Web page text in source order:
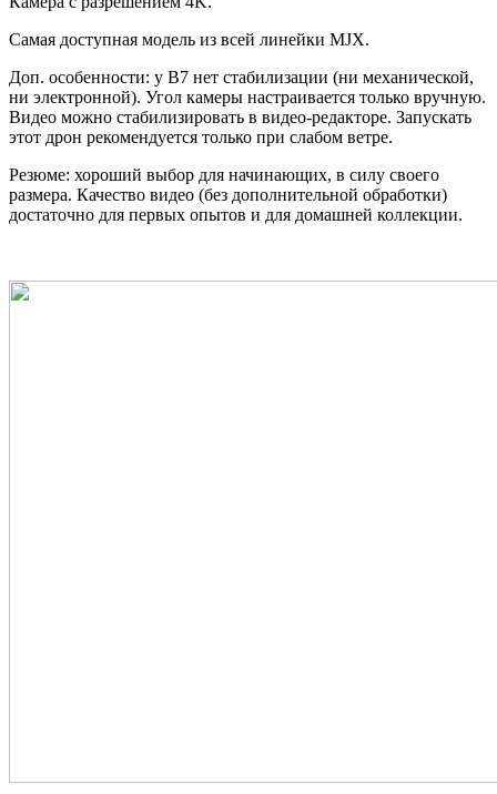
Самая доступная модель из всей линейки MJX.
Доп. особенности: у B7 нет стабилизации (ни механической,
ни электронной). Угол камеры настраивается только вручную.
Видео можно стабилизировать в видео-редакторе. Запускать
этот дрон рекомендуется только при слабом ветре.
Резюме: хороший выбор для начинающих, в силу своего
размера. Качество видео (без дополнительной обработки)
достаточно для первых опытов и для домашней коллекции.